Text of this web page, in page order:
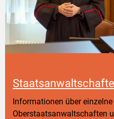
Informationen über
Oberstaatsanwaltschaften